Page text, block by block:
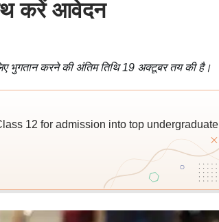
करें आवेदन
भुगतान करने की अंतिम तिथि 19 अक्टूबर तय की है।
12 for admission into top undergraduate